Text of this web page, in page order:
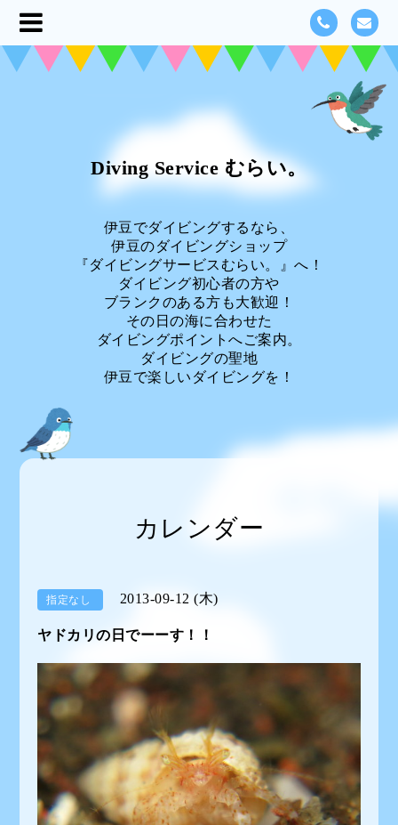
Diving Service むらい。
伊豆でダイビングするなら、
伊豆のダイビングショップ
『ダイビングサービスむらい。』へ！
ダイビング初心者の方や
ブランクのある方も大歓迎！
その日の海に合わせた
ダイビングポイントへご案内。
ダイビングの聖地
伊豆で楽しいダイビングを！
カレンダー
指定なし 2013-09-12 (木)
ヤドカリの日でーーす！！